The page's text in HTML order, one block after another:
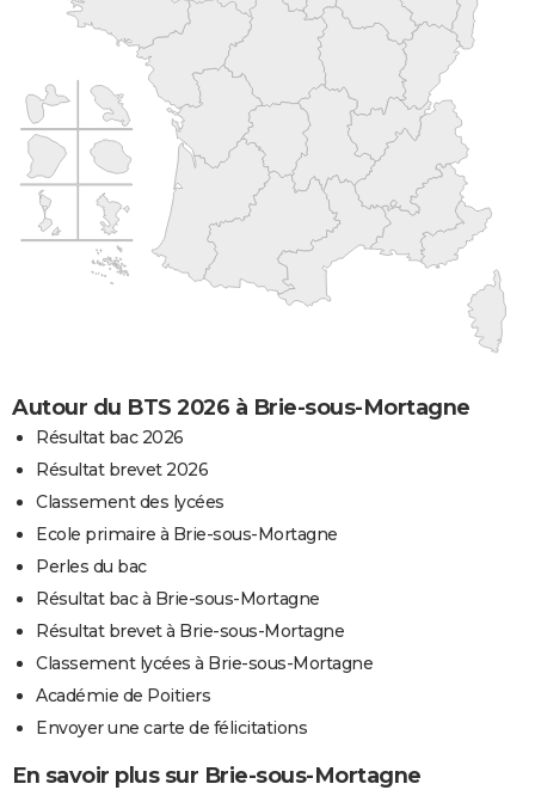
Autour du BTS 2026 à Brie-sous-Mortagne
Résultat bac 2026
Résultat brevet 2026
Classement des lycées
Ecole primaire à Brie-sous-Mortagne
Perles du bac
Résultat bac à Brie-sous-Mortagne
Résultat brevet à Brie-sous-Mortagne
Classement lycées à Brie-sous-Mortagne
Académie de Poitiers
Envoyer une carte de félicitations
En savoir plus sur Brie-sous-Mortagne